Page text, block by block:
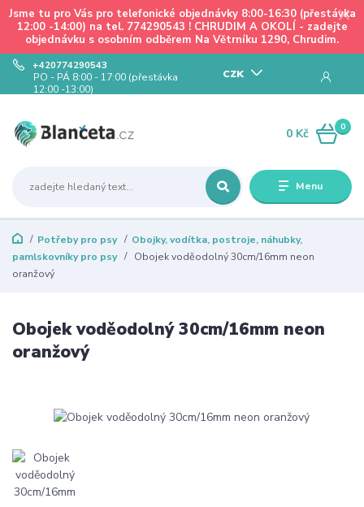
Jsme tu pro Vás pro telefonické objednávky 8:00-16:30 (přestávka
12:00 -14:00) na tel. 774290543 ! CHRUDIM A OKOLÍ - zadejte
objednávku s osobním odběrem Na Větrníku 1290, Chrudim.
Menu
CZK
+420774290543
PO - PÁ 8:00 - 17:00 (přestávka
12:00 -13:00)
0
0 Kč
Potřeby pro psy
Obojky, vodítka, postroje, náhubky,
pamlskovníky pro psy
Obojek voděodolný 30cm/16mm neon
oranžový
Obojek voděodolný 30cm/16mm neon
oranžový